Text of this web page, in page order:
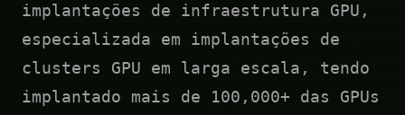
implantações de infraestrutura GPU,
especializada em implantações de
clusters GPU em larga escala, tendo
implantado mais de 100,000+ das GPUs